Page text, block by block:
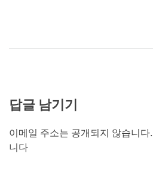
답글 남기기
이메일 주소는 공개되지 않습니다.
니다